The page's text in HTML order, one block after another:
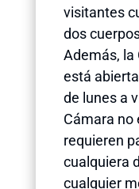
visitantes
dos
Además, la
está
de lunes a
Cámara no
requieren
cualquiera
cualquier